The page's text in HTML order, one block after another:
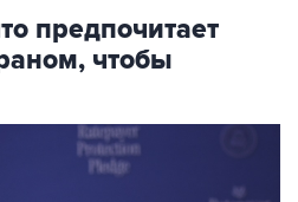
предпочитает
чтобы